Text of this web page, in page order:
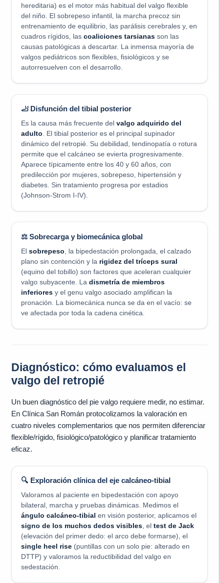
hereditaria) es el motor más habitual del valgo flexible
del niño. El sobrepeso infantil, la marcha precoz sin
entrenamiento de equilibrio, las parálisis cerebrales y, en
cuadros rígidos, las coaliciones tarsianasson las
causas patológicas a descartar. La inmensa mayoría de
valgos pediátricos son flexibles, fisiológicos y se
autorresuelven con el desarrollo.
🦶 Disfunción del tibial posterior
Es la causa más frecuente del valgo adquirido del
adulto. El tibial posterior es el principal supinador
dinámico del retropié. Su debilidad, tendinopatía o rotura
permite que el calcáneo se evierta progresivamente.
Aparece típicamente entre los 40 y 60 años, con
predilección por mujeres, sobrepeso, hipertensión y
diabetes. Sin tratamiento progresa por estadios
(Johnson-Strom I-IV).
⚖️ Sobrecarga y biomecánica global
El sobrepeso, la bipedestación prolongada, el calzado
plano sin contención y la rigidez del tríceps sural
(equino del tobillo) son factores que aceleran cualquier
valgo subyacente. La dismetría de miembros
inferioresy el genu valgo asociado amplifican la
pronación. La biomecánica nunca se da en el vacío: se
ve afectada por toda la cadena cinética.
Diagnóstico: cómo evaluamos el
valgo del retropié
Un buen diagnóstico del pie valgo requiere medir, no estimar.
En Clínica San Román protocolizamos la valoración en
cuatro niveles complementarios que nos permiten diferenciar
flexible/rígido, fisiológico/patológico y planificar tratamiento
eficaz.
🔍 Exploración clínica del eje calcáneo-tibial
Valoramos al paciente en bipedestación con apoyo
bilateral, marcha y pruebas dinámicas. Medimos el
ángulo calcáneo-tibial en visión posterior, aplicamos el
signo de los muchos dedos visibles, el test de Jack
(elevación del primer dedo: el arco debe formarse), el
single heel rise(puntillas con un solo pie: alterado en
DTTP) y valoramos la reductibilidad del valgo en
sedestación.